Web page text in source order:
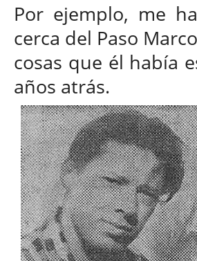
Por ejemplo, me
cerca del Paso
cosas que él había
años atrás.